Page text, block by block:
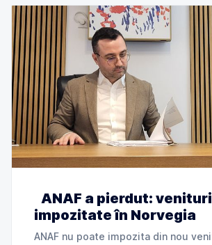
ANAF a pierdut: venituri
impozitate în Norvegia
ANAF nu poate impozita din nou